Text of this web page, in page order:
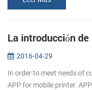
2016-04-29
In order to meet needs of
APP for mobile printer.